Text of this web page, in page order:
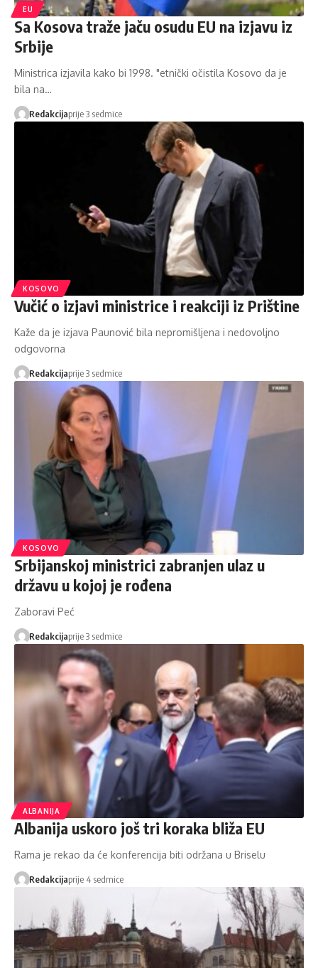
EU
Sa Kosova traže jaču osudu EU na izjavu iz
Srbije
Ministrica izjavila kako bi 1998. "etnički očistila Kosovo da je
bila na…
Redakcijaprije 3 sedmice
KOSOVO
Vučić o izjavi ministrice i reakciji iz Prištine
Kaže da je izjava Paunović bila nepromišljena i nedovoljno
odgovorna
Redakcijaprije 3 sedmice
KOSOVO
Srbijanskoj ministrici zabranjen ulaz u
državu u kojoj je rođena
Zaboravi Peć
Redakcijaprije 3 sedmice
ALBANIJA
Albanija uskoro još tri koraka bliža EU
Rama je rekao da će konferencija biti održana u Briselu
Redakcijaprije 4 sedmice